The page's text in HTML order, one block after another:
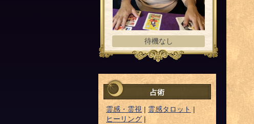
待機なし
占術
霊感・霊視 | 霊感タロット |
ヒーリング |